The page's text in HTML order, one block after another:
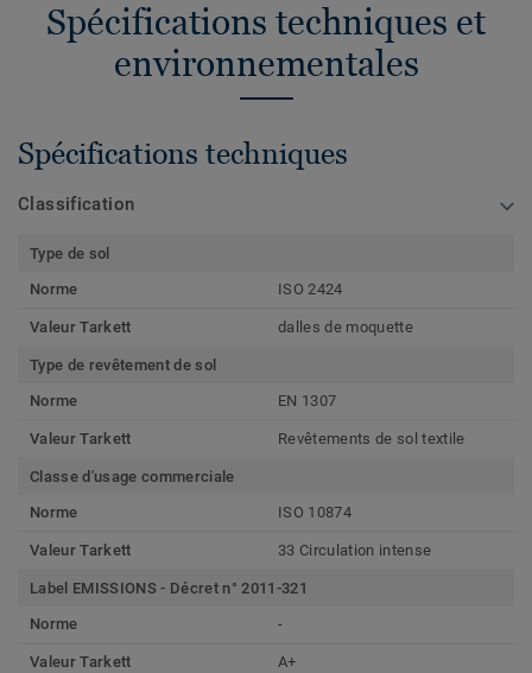
Spécifications techniques et
environnementales
Spécifications techniques
Classification
Type de sol
Norme
ISO 2424
Valeur Tarkett dalles de moquette
Type de revêtement de sol
Norme
EN 1307
Valeur Tarkett Revêtements de sol textile
Classe d'usage commerciale
Norme
ISO 10874
Valeur Tarkett 33 Circulation intense
Label EMISSIONS - Décret n° 2011-321
Norme
-
Valeur Tarkett A+